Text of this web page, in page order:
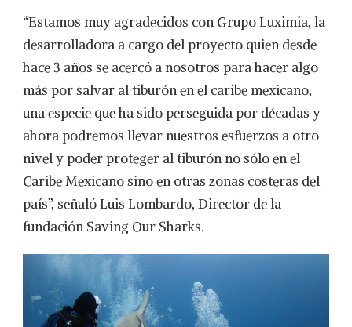
“Estamos muy agradecidos con Grupo Luximia, la
desarrolladora a cargo del proyecto quien desde
hace 3 años se acercó a nosotros para hacer algo
más por salvar al tiburón en el caribe mexicano,
una especie que ha sido perseguida por décadas y
ahora podremos llevar nuestros esfuerzos a otro
nivel y poder proteger al tiburón no sólo en el
Caribe Mexicano sino en otras zonas costeras del
país”, señaló Luis Lombardo, Director de la
fundación Saving Our Sharks.